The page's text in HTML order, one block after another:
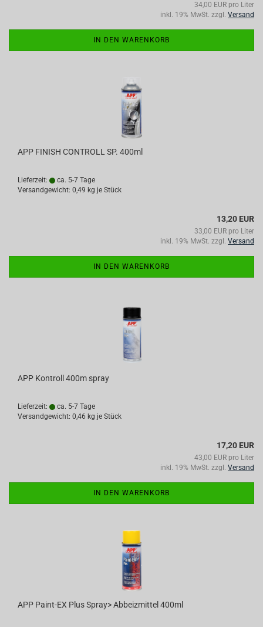
34,00 EUR pro Liter
inkl. 19% MwSt. zzgl. Versand
IN DEN WARENKORB
APP FINISH CONTROLL SP. 400ml
Lieferzeit:
ca. 5-7 Tage
Versandgewicht: 0,49 kg je Stück
13,20 EUR
33,00 EUR pro Liter
inkl. 19% MwSt. zzgl. Versand
IN DEN WARENKORB
APP Kontroll 400m spray
Lieferzeit:
ca. 5-7 Tage
Versandgewicht: 0,46 kg je Stück
17,20 EUR
43,00 EUR pro Liter
inkl. 19% MwSt. zzgl. Versand
IN DEN WARENKORB
APP Paint-EX Plus Spray> Abbeizmittel 400ml